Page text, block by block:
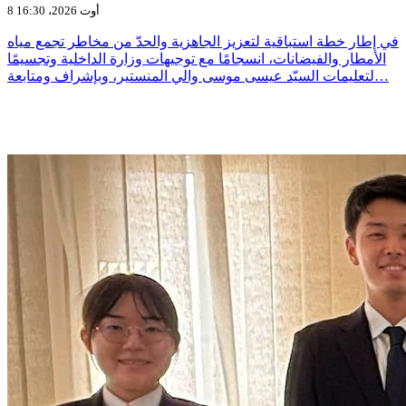
8 أوت 2026، 16:30
في إطار خطة استباقية لتعزيز الجاهزية والحدّ من مخاطر تجمع مياه
الأمطار والفيضانات، انسجامًا مع توجيهات وزارة الداخلية وتجسيمًا
لتعليمات السيّد عيسى موسى والي المنستير، وبإشراف ومتابعة…